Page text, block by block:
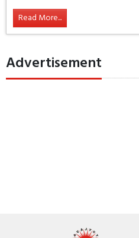
Read More...
Advertisement